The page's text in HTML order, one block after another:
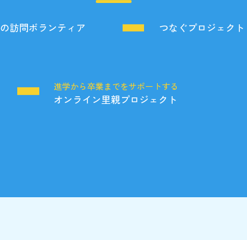
訪問ボランティア つなぐプロジェクト
進学から卒業までをサポートする
オンライン里親プロジェクト